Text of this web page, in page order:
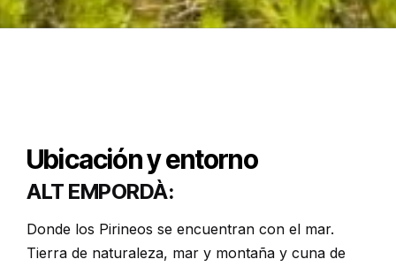
Ubicacióny entorno
ALT EMPORDÀ:
Donde los Pirineos se encuentran con el mar.
Tierra de naturaleza, mar y montaña y cuna de